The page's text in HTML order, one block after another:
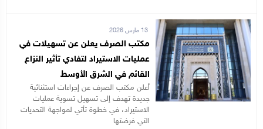
13 مارس 2026
مكتب الصرف يعلن عن تسهيلات في
عمليات الاستيراد لتفادي تأثير النزاع
القائم في الشرق الأوسط
أعلن مكتب الصرف عن إجراءات استثنائية
جديدة تهدف إلى تسهيل تسوية عمليات
الاستيراد، في خطوة تأتي لمواجهة التحديات
التي فرضتها